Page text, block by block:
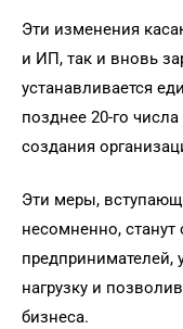
Эти изменения
и ИП, так и вновь
устанавливается
позднее 20-го
создания
Эти меры,
несомненно,
нагрузку и
бизнеса.